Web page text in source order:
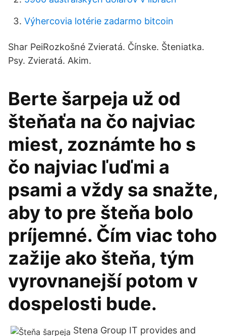
Výhercovia lotérie zadarmo bitcoin
Shar PeiRozkošné Zvieratá. Čínske. Šteniatka.
Psy. Zvieratá. Akim.
Berte šarpeja už od
šteňaťa na čo najviac
miest, zoznámte ho s
čo najviac ľuďmi a
psami a vždy sa snažte,
aby to pre šteňa bolo
príjemné. Čím viac toho
zažije ako šteňa, tým
vyrovnanejší potom v
dospelosti bude.
Stena Group IT provides and